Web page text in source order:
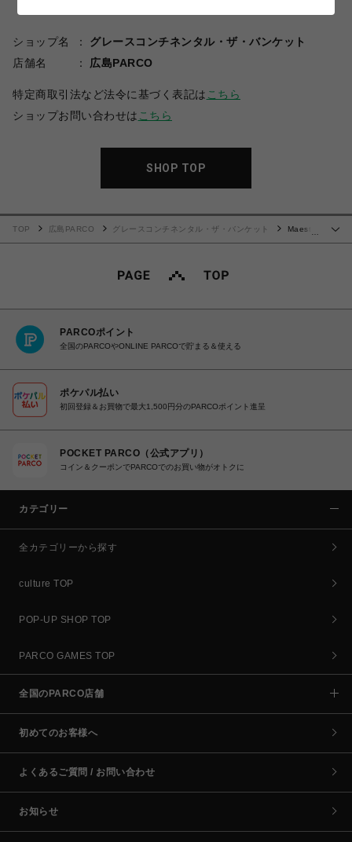
ショップ名
グレースコンチネンタル・ザ・バンケット
店舗名
広島PARCO
特定商取引法など法令に基づく表記は こちら
ショップお問い合わせは こちら
SHOP TOP
TOP 広島PARCO グレースコンチネンタル・ザ・バンケット
Maestra
PARCOポイント
全国のPARCOやONLINE PARCOで貯まる＆使える
ポケパル払い
初回登録＆お買物で最大1,500円分のPARCOポイント進呈
POCKET PARCO（公式アプリ）
コイン＆クーポンでPARCOでのお買い物がオトクに
カテゴリー
全カテゴリーから探す
culture TOP
POP-UP SHOP TOP
PARCO GAMES TOP
全国のPARCO店舗
初めてのお客様へ
よくあるご質問 / お問い合わせ
お知らせ